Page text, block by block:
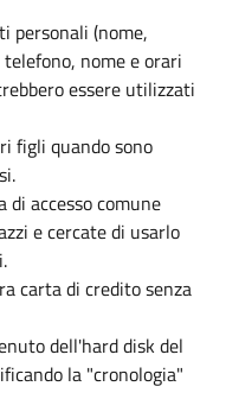
personali (nome,
nome e orari
essere utilizzati
figli quando sono
accesso comune
e cercate di usarlo
carta di credito senza
dell'hard disk del
la "cronologia"